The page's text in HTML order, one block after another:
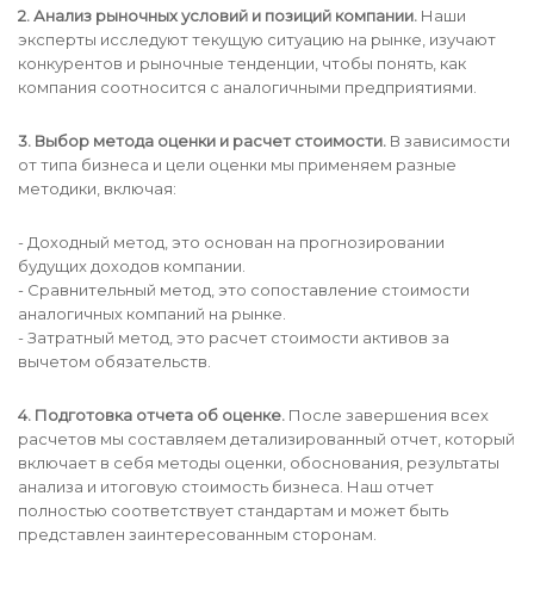
2. Анализ рыночных условий и позиций компании. Наши
эксперты исследуют текущую ситуацию на рынке, изучают
конкурентов и рыночные тенденции, чтобы понять, как
компания соотносится с аналогичными предприятиями.
3. Выбор метода оценки и расчет стоимости. В зависимости
от типа бизнеса и цели оценки мы применяем разные
методики, включая:
- Доходный метод, это основан на прогнозировании
будущих доходов компании.
- Сравнительный метод, это сопоставление стоимости
аналогичных компаний на рынке.
- Затратный метод, это расчет стоимости активов за
вычетом обязательств.
4. Подготовка отчета об оценке. После завершения всех
расчетов мы составляем детализированный отчет, который
включает в себя методы оценки, обоснования, результаты
анализа и итоговую стоимость бизнеса. Наш отчет
полностью соответствует стандартам и может быть
представлен заинтересованным сторонам.